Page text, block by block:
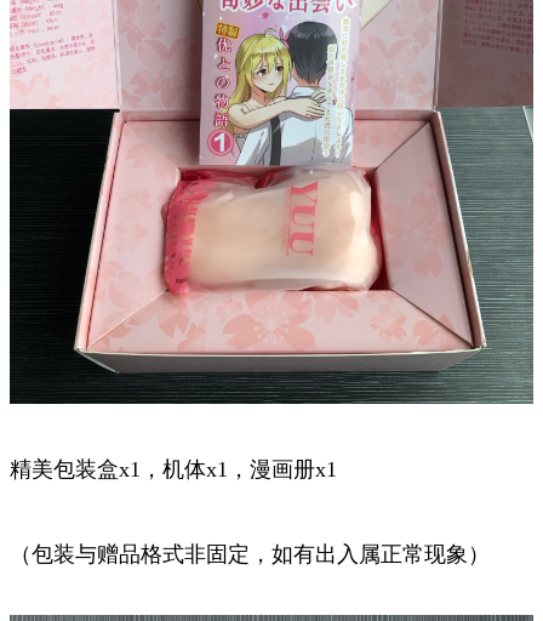
精美包装盒x1，机体x1，漫画册x1
（包装与赠品格式非固定，如有出入属正常现象）